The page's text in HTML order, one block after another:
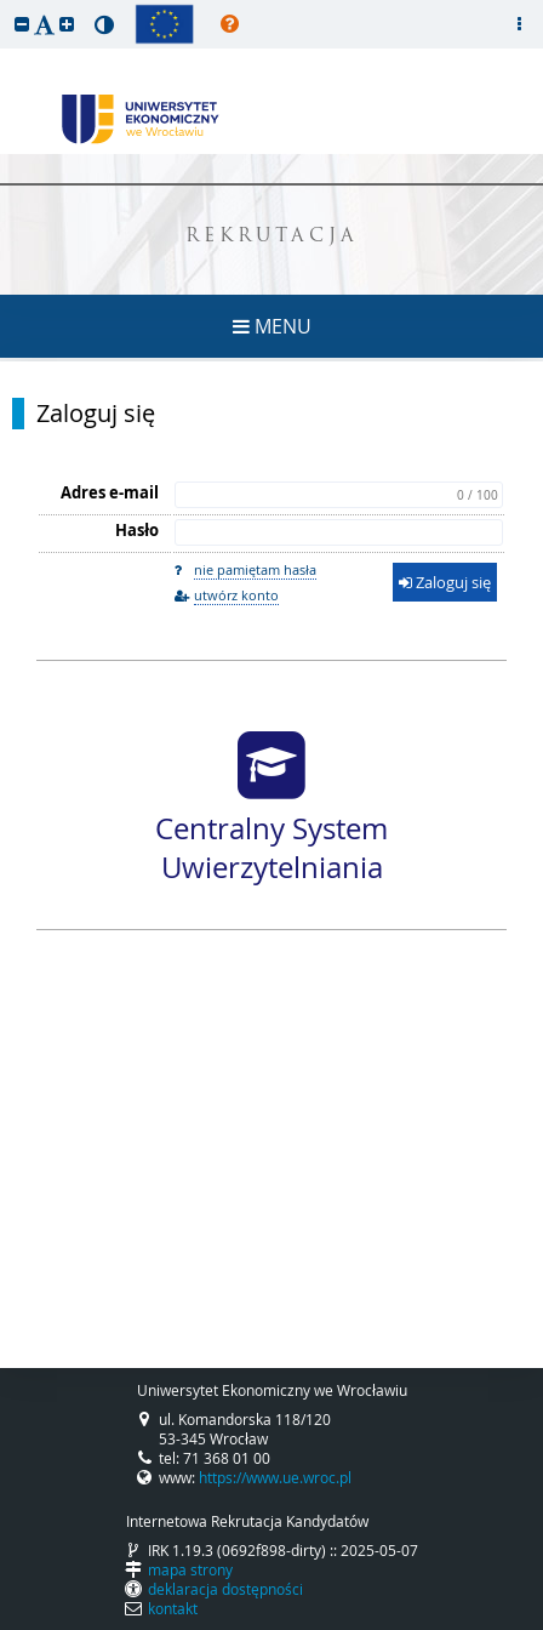
REKRUTACJA
MENU
Zaloguj się
Adres e-mail 0 / 100
Hasło
nie pamiętam hasła
utwórz konto
Zaloguj się
Centralny System
Uwierzytelniania
Uniwersytet Ekonomiczny we Wrocławiu
ul. Komandorska 118/120
53-345 Wrocław
tel: 71 368 01 00
www: https://www.ue.wroc.pl
Internetowa Rekrutacja Kandydatów
IRK 1.19.3 (0692f898-dirty) :: 2025-05-07
mapa strony
deklaracja dostępności
kontakt